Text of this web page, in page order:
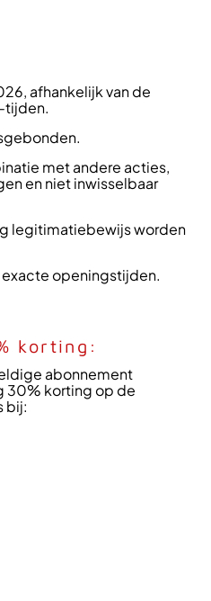
afhankelijk van de
tijden.
met andere acties,
en niet inwisselbaar
legitimatiebewijs worden
openingstijden.
korting:
abonnement
30% korting op de
bij: